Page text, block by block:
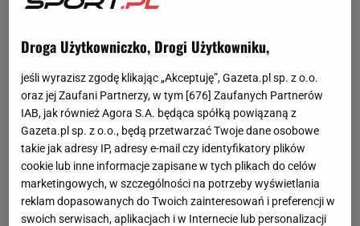
Droga Użytkowniczko, Drogi Użytkowniku,
jeśli wyrazisz zgodę klikając „Akceptuję”, Gazeta.pl sp. z o.o.
oraz jej Zaufani Partnerzy, w tym [676] Zaufanych Partnerów
IAB, jak również Agora S.A. będąca spółką powiązaną z
Gazeta.pl sp. z o.o., będą przetwarzać Twoje dane osobowe
takie jak adresy IP, adresy e-mail czy identyfikatory plików
cookie lub inne informacje zapisane w tych plikach do celów
marketingowych, w szczególności na potrzeby wyświetlania
reklam dopasowanych do Twoich zainteresowań i preferencji w
swoich serwisach, aplikacjach i w Internecie lub personalizacji